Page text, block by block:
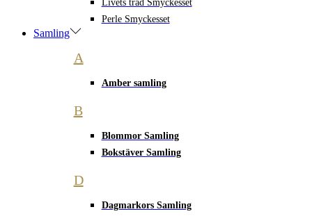
Livets träd Smyckesset
Perle Smyckesset
Samling
A
Amber samling
B
Blommor Samling
Bokstäver Samling
D
Dagmarkors Samling